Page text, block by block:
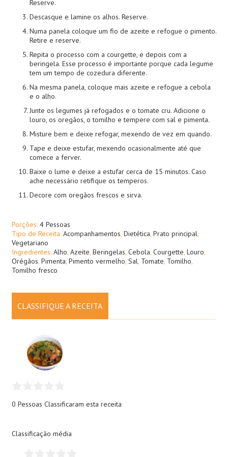
Reserve.
Descasque e lamine os alhos. Reserve.
Numa panela coloque um fio de azeite e refogue o pimento.
Retire e reserve.
Repita o processo com a courgette, e depois com a
beringela. Esse processo é importante porque cada legume
tem um tempo de cozedura diferente.
Na mesma panela, coloque mais azeite e refogue a cebola
e o alho.
Junte os legumes já refogados e o tomate cru. Adicione o
louro, os oregãos, o tomilho e tempere com sal e pimenta.
Misture bem e deixe refogar, mexendo de vez em quando.
Tape e deixe estufar, mexendo ocasionalmente até que
comece a ferver.
Baixe o lume e deixe a estufar cerca de 15 minutos. Caso
ache necessário retifique os temperos.
Decore com oregãos frescos e sirva.
Porções: 4 Pessoas
Tipo de Receita: Acompanhamentos, Dietética, Prato principal,
Vegetariano
Ingredientes: Alho, Azeite, Beringelas, Cebola, Courgette, Louro,
Orégãos, Pimenta, Pimento vermelho, Sal, Tomate, Tomilho,
Tomilho fresco
CLASSIFIQUE A RECEITA
0 Pessoas Classificaram esta receita
Classificação média